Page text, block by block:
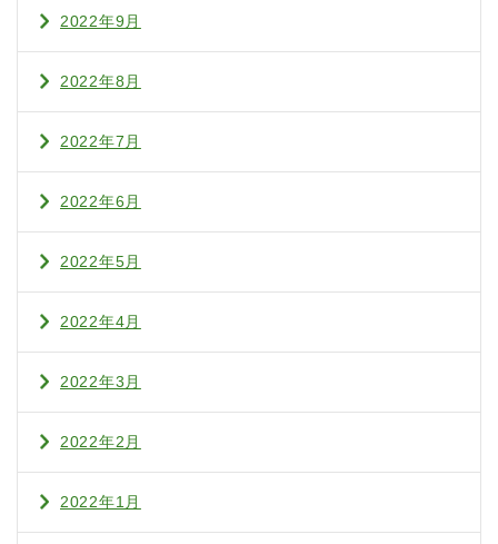
2022年9月
2022年8月
2022年7月
2022年6月
2022年5月
2022年4月
2022年3月
2022年2月
2022年1月